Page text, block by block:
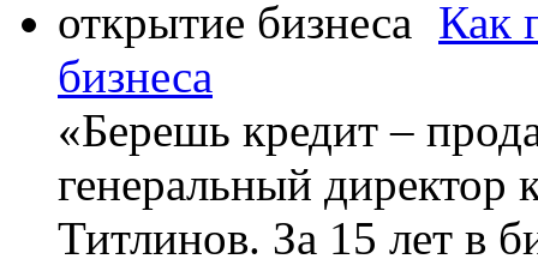
Как
бизнеса
«Берешь кредит –
генеральный
Титлинов. За 15 лет в